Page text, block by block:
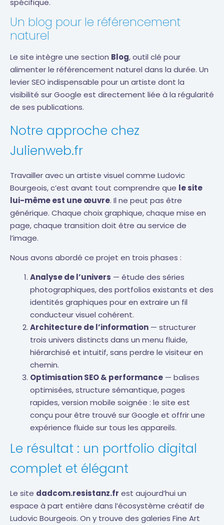
spécifique.
Un blog pour le référencement
naturel
Le site intègre une section Blog, outil clé pour
alimenter le référencement naturel dans la durée. Un
levier SEO indispensable pour un artiste dont la
visibilité sur Google est directement liée à la régularité
de ses publications.
Notre approche chez
Julienweb.fr
Travailler avec un artiste visuel comme Ludovic
Bourgeois, c’est avant tout comprendre que le site
lui-même est une œuvre. Il ne peut pas être
générique. Chaque choix graphique, chaque mise en
page, chaque transition doit être au service de
l’image.
Nous avons abordé ce projet en trois phases :
Analyse de l’univers — étude des séries
photographiques, des portfolios existants et des
identités graphiques pour en extraire un fil
conducteur visuel cohérent.
Architecture de l’information — structurer
trois univers distincts dans un menu fluide,
hiérarchisé et intuitif, sans perdre le visiteur en
chemin.
Optimisation SEO & performance — balises
optimisées, structure sémantique, pages
rapides, version mobile soignée : le site est
conçu pour être trouvé sur Google et offrir une
expérience fluide sur tous les appareils.
Le résultat : un portfolio digital
complet et élégant
Le site dadcom.resistanz.fr est aujourd’hui un
espace à part entière dans l’écosystème créatif de
Ludovic Bourgeois. On y trouve des galeries Fine Art